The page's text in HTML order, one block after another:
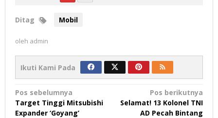
Ditag Mobil
oleh admin
Ikuti Kami Pada
Navigasi
pos
Pos sebelumnya
Target Tinggi Mitsubishi
Expander ‘Goyang’
Pos berikutnya
Selamat! 13 Kolonel TNI
AD Pecah Bintang